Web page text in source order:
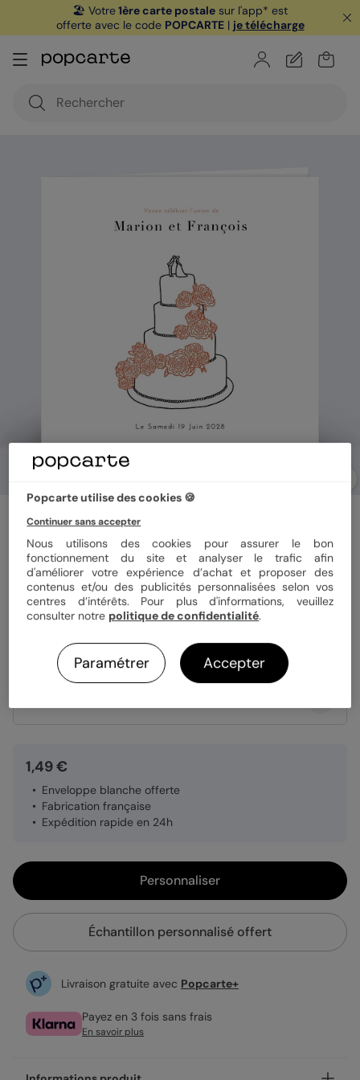
🏖️ Votre1ère carte postale sur l'app* est
offerte avec le code POPCARTE| je télécharge
Gâteau Mariage
Format 14x14 cm plié
Papier Papier Satiné
1,49 €
Enveloppe blanche offerte
Fabrication française
Expédition rapide en 24h
Personnaliser
Échantillon personnalisé offert
Livraison gratuite avec Popcarte+
Payez en 3 fois sans frais
En savoir plus
Popcarte utilise des cookies 🍪
Continuer sans accepter
Nous utilisons des cookies pour assurer le bon
fonctionnement du site et analyser le trafic afin
d'améliorer votre expérience d’achat et proposer des
contenus et/ou des publicités personnalisées selon vos
centres d’intérêts. Pour plus d'informations, veuillez
consulter notre politique de confidentialité.
Paramétrer Accepter